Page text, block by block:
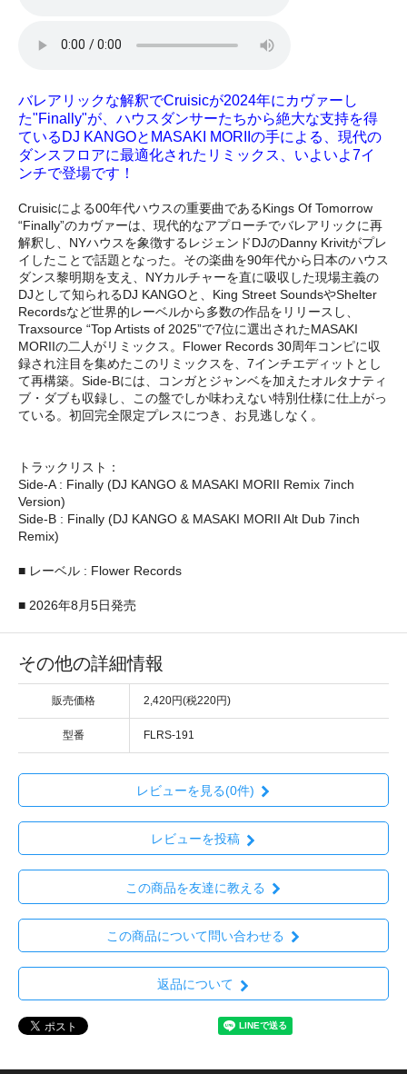
バレアリックな解釈でCruisicが2024年にカヴァーし
た"Finally"が、ハウスダンサーたちから絶大な支持を得
ているDJ KANGOとMASAKI MORIIの手による、現代の
ダンスフロアに最適化されたリミックス、いよいよ7イ
ンチで登場です！
Cruisicによる00年代ハウスの重要曲であるKings Of Tomorrow
“Finally”のカヴァーは、現代的なアプローチでバレアリックに再
解釈し、NYハウスを象徴するレジェンドDJのDanny Krivitがプレ
イしたことで話題となった。その楽曲を90年代から日本のハウス
ダンス黎明期を支え、NYカルチャーを直に吸収した現場主義の
DJとして知られるDJ KANGOと、King Street SoundsやShelter
Recordsなど世界的レーベルから多数の作品をリリースし、
Traxsource “Top Artists of 2025”で7位に選出されたMASAKI
MORIIの二人がリミックス。Flower Records 30周年コンピに収
録され注目を集めたこのリミックスを、7インチエディットとし
て再構築。Side-Bには、コンガとジャンベを加えたオルタナティ
ブ・ダブも収録し、この盤でしか味わえない特別仕様に仕上がっ
ている。初回完全限定プレスにつき、お見逃しなく。
トラックリスト：
Side-A : Finally (DJ KANGO & MASAKI MORII Remix 7inch
Version)
Side-B : Finally (DJ KANGO & MASAKI MORII Alt Dub 7inch
Remix)
■ レーベル : Flower Records
■ 2026年8月5日発売
その他の詳細情報
販売価格 2,420円(税220円)
型番 FLRS-191
レビューを見る(0件)
レビューを投稿
この商品を友達に教える
この商品について問い合わせる
返品について